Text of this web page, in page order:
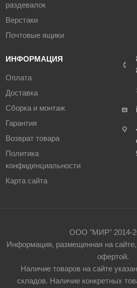
раздевалок
Верстаки
Почтовые ящики
ИНФОРМАЦИЯ
Оплата
Доставка
Сборка и монтаж
Гарантия
Возврат товара
Политика
конфиденциальности
Карта сайта
ООО "МИР" 2014-
Информация, размещенная на
офертой.
Наличие товаров на сайте
складов. Наличие конкретных